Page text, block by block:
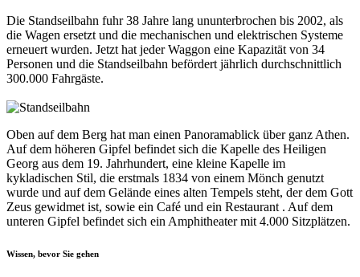
Die Standseilbahn fuhr 38 Jahre lang ununterbrochen bis 2002, als
die Wagen ersetzt und die mechanischen und elektrischen Systeme
erneuert wurden. Jetzt hat jeder Waggon eine Kapazität von 34
Personen und die Standseilbahn befördert jährlich durchschnittlich
300.000 Fahrgäste.
Oben auf dem Berg hat man einen Panoramablick über ganz Athen.
Auf dem höheren Gipfel befindet sich die Kapelle des Heiligen
Georg aus dem 19. Jahrhundert, eine kleine Kapelle im
kykladischen Stil, die erstmals 1834 von einem Mönch genutzt
wurde und auf dem Gelände eines alten Tempels steht, der dem Gott
Zeus gewidmet ist, sowie ein Café und ein Restaurant . Auf dem
unteren Gipfel befindet sich ein Amphitheater mit 4.000 Sitzplätzen.
Wissen, bevor Sie gehen